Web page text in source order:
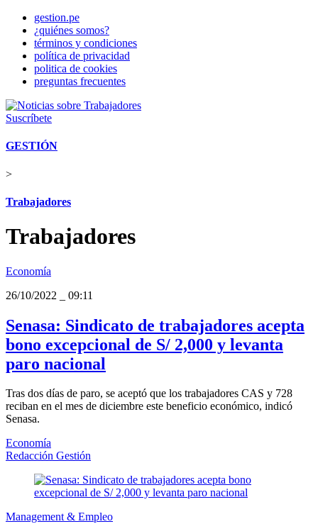
gestion.pe
¿quiénes somos?
términos y condiciones
política de privacidad
politica de cookies
preguntas frecuentes
Suscríbete
GESTIÓN
>
Trabajadores
Trabajadores
Economía
26/10/2022
09:11
Senasa: Sindicato de trabajadores acepta
bono excepcional de S/ 2,000 y levanta
paro nacional
Tras dos días de paro, se aceptó que los trabajadores CAS y 728
reciban en el mes de diciembre este beneficio económico, indicó
Senasa.
Economía
Redacción Gestión
Management & Empleo